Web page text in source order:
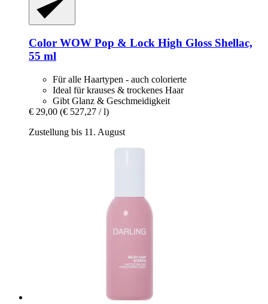
Color WOW Pop & Lock High Gloss Shellac,
55 ml
Für alle Haartypen - auch colorierte
Ideal für krauses & trockenes Haar
Gibt Glanz & Geschmeidigkeit
€ 29,00 (€ 527,27 / l)
Zustellung bis 11. August